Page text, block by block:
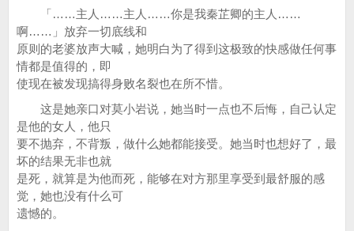
「……主人……主人……你是我秦芷卿的主人……
啊……」放弃一切底线和
原则的老婆放声大喊，她明白为了得到这极致的快感做任何事
情都是值得的，即
使现在被发现搞得身败名裂也在所不惜。
这是她亲口对莫小岩说，她当时一点也不后悔，自己认定
是他的女人，他只
要不抛弃，不背叛，做什么她都能接受。她当时也想好了，最
坏的结果无非也就
是死，就算是为他而死，能够在对方那里享受到最舒服的感
觉，她也没有什么可
遗憾的。